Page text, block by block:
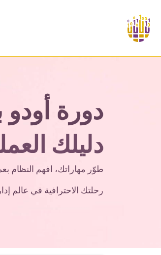
عن نوبتكس
دورة أودو
دليلك
طوّر مهاراتك، افهم النظام
رحلتك الاحترافية في عالم